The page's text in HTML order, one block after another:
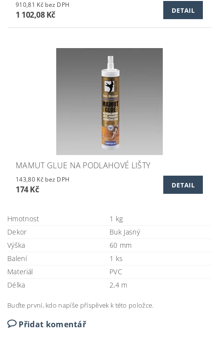
910,81 Kč bez DPH
1 102,08 Kč DETAIL
MAMUT GLUE NA PODLAHOVÉ LIŠTY
143,80 Kč bez DPH
174 Kč DETAIL
Hmotnost
1 kg
Dekor
Buk Jasný
Výška
60 mm
Balení
1 ks
Materiál
PVC
Délka
2,4 m
Buďte první, kdo napíše příspěvek k této položce.
Přidat komentář